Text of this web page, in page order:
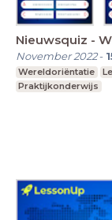
Nieuwsquiz -
November 2022-
Wereldoriëntatie
Praktijkonderwijs